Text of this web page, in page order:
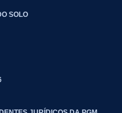
SOLO